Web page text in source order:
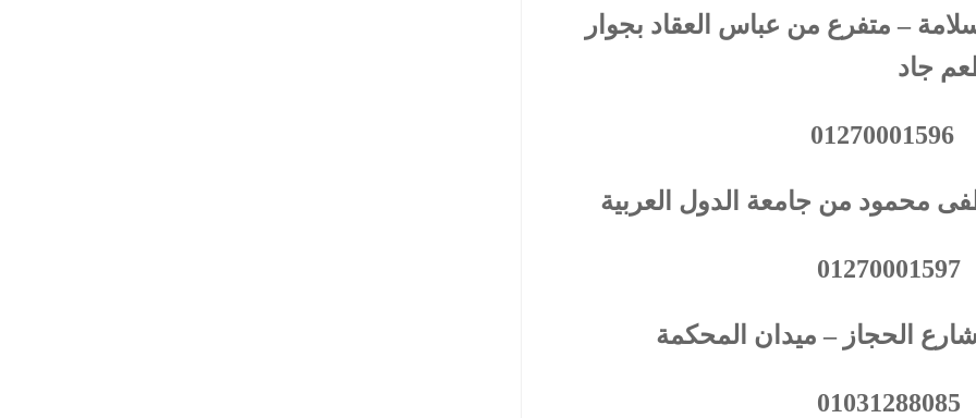
35 ش عزت سلامة – متفرع من عباس العقاد بجوار
جاد
01270001596
محمود من جامعة الدول العربية
01270001597
الحجاز – ميدان المحكمة
01031288085